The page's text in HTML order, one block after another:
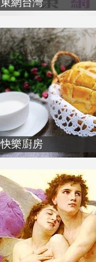
東網台灣
快樂廚房